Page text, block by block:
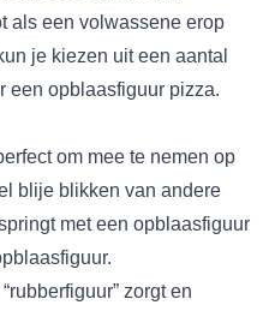
als een volwassene erop
je kiezen uit een aantal
een opblaasfiguur pizza.
om mee te nemen op
blije blikken van andere
met een opblaasfiguur
.
zorgt en